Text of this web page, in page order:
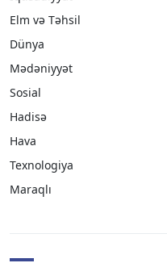
Elm və Təhsil
Dünya
Mədəniyyət
Sosial
Hadisə
Hava
Texnologiya
Maraqlı